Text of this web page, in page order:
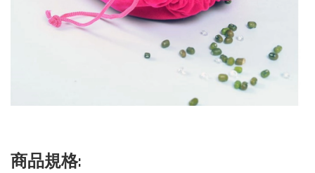
商品規格: